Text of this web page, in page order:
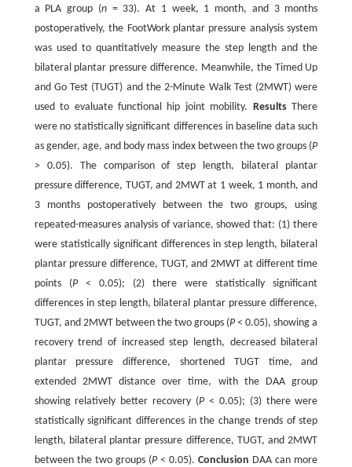
a PLA group (n= 33). At 1 week, 1 month, and 3 months
postoperatively, the FootWork plantar pressure analysis system
was used to quantitatively measure the step length and the
bilateral plantar pressure difference. Meanwhile, the Timed Up
and Go Test (TUGT) and the 2-Minute Walk Test (2MWT) were
used to evaluate functional hip joint mobility.
ResultsThere
were no statistically significant differences in baseline data such
as gender, age, and body mass index between the two groups (P
> 0.05). The comparison of step length, bilateral plantar
pressure difference, TUGT, and 2MWT at 1 week, 1 month, and
3 months postoperatively between the two groups, using
repeated-measures analysis of variance, showed that: (1) there
were statistically significant differences in step length, bilateral
plantar pressure difference, TUGT, and 2MWT at different time
points (P< 0.05); (2) there were statistically significant
differences in step length, bilateral plantar pressure difference,
TUGT, and 2MWT between the two groups (P< 0.05), showing a
recovery trend of increased step length, decreased bilateral
plantar pressure difference, shortened TUGT time, and
extended 2MWT distance over time, with the DAA group
showing relatively better recovery (P< 0.05); (3) there were
statistically significant differences in the change trends of step
length, bilateral plantar pressure difference, TUGT, and 2MWT
between the two groups (P< 0.05).Conclusion DAA can more